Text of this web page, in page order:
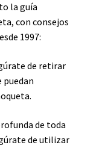
la guía
con consejos
1997:
de retirar
puedan
de toda
de utilizar